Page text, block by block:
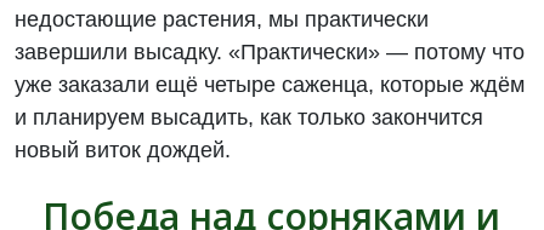
недостающие растения, мы практически
завершили высадку. «Практически» — потому что
уже заказали ещё четыре саженца, которые ждём
и планируем высадить, как только закончится
новый виток дождей.
Победа над сорняками и